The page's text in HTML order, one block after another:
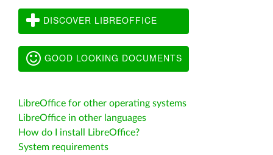
DISCOVER LIBREOFFICE
GOOD LOOKING DOCUMENTS
LibreOffice for other operating systems
LibreOffice in other languages
How do I install LibreOffice?
System requirements